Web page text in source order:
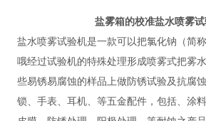
盐雾箱的校准盐水喷雾
盐水喷雾试验机是一款可以把氯化钠（简
哦经过试验机的特殊处理形成喷雾式把雾
些易锈易腐蚀的样品上做防锈试验及抗腐
锁、手表、耳机、等五金配件，包括、涂